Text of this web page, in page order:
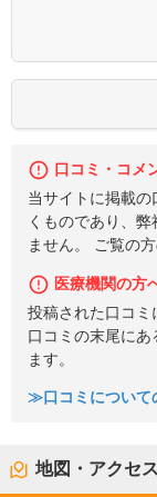
口コミ・コメ
当サイトに掲載
くものであり、
ません。 ご覧の
医療機関の方
投稿された口コミ
口コミの末尾に
ます。
≫口コミについて
地図・アクセス